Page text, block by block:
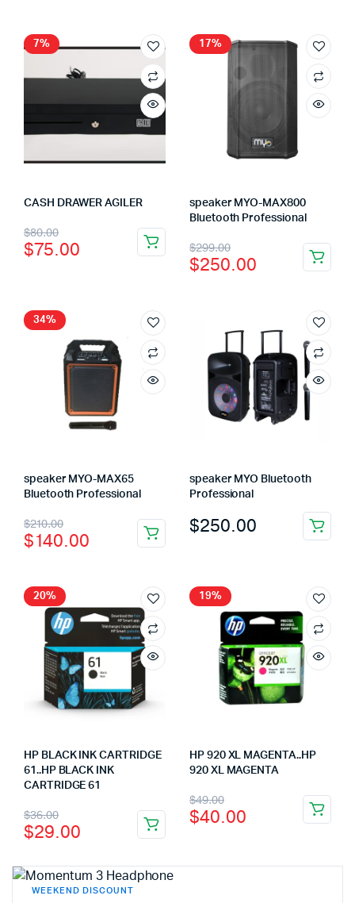
7%
CASH DRAWER AGILER
$80.00
$75.00
17%
speaker MYO-MAX800
Bluetooth Professional
$299.00
$250.00
34%
speaker MYO-MAX65
Bluetooth Professional
$210.00
$140.00
speaker MYO Bluetooth
Professional
$250.00
20%
HP BLACK INK CARTRIDGE
61..HP BLACK INK
CARTRIDGE 61
$36.00
$29.00
19%
HP 920 XL MAGENTA..HP
920 XL MAGENTA
$49.00
$40.00
WEEKEND DISCOUNT